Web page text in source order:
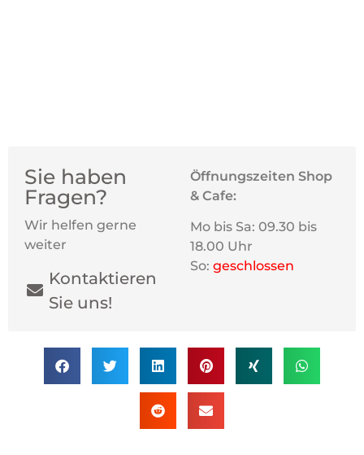
Sie haben
Fragen?
Wir helfen gerne
weiter
Kontaktieren
Sie uns!
Öffnungszeiten Shop
& Cafe:
Mo bis Sa: 09.30 bis
18.00 Uhr
So: geschlossen